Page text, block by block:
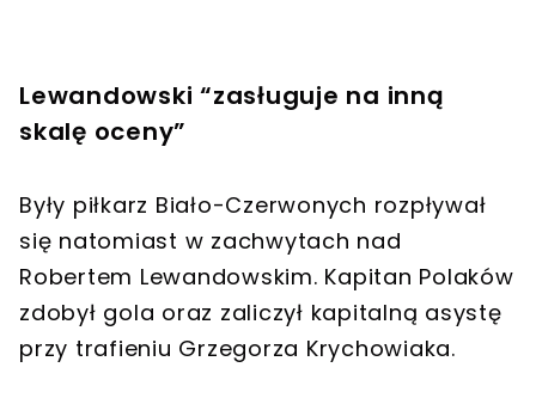
Lewandowski “zasługuje na inną
skalę oceny”
Były piłkarz Biało-Czerwonych rozpływał
się natomiast w zachwytach nad
Robertem Lewandowskim. Kapitan Polaków
zdobył gola oraz zaliczył kapitalną asystę
przy trafieniu Grzegorza Krychowiaka.